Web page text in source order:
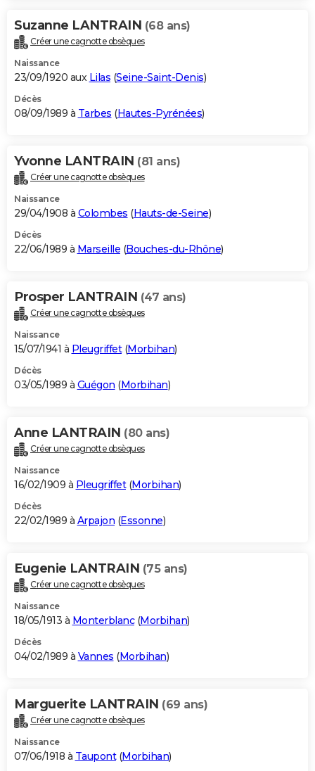
Suzanne LANTRAIN (68 ans)
Créer une cagnotte obsèques
Naissance
23/09/1920 aux Lilas (Seine-Saint-Denis)
Décès
08/09/1989 à Tarbes (Hautes-Pyrénées)
Yvonne LANTRAIN (81 ans)
Créer une cagnotte obsèques
Naissance
29/04/1908 à Colombes (Hauts-de-Seine)
Décès
22/06/1989 à Marseille (Bouches-du-Rhône)
Prosper LANTRAIN (47 ans)
Créer une cagnotte obsèques
Naissance
15/07/1941 à Pleugriffet(Morbihan)
Décès
03/05/1989 à Guégon (Morbihan)
Anne LANTRAIN (80 ans)
Créer une cagnotte obsèques
Naissance
16/02/1909 à Pleugriffet(Morbihan)
Décès
22/02/1989 à Arpajon (Essonne)
Eugenie LANTRAIN (75 ans)
Créer une cagnotte obsèques
Naissance
18/05/1913 à Monterblanc(Morbihan)
Décès
04/02/1989 à Vannes (Morbihan)
Marguerite LANTRAIN (69 ans)
Créer une cagnotte obsèques
Naissance
07/06/1918 à Taupont(Morbihan)